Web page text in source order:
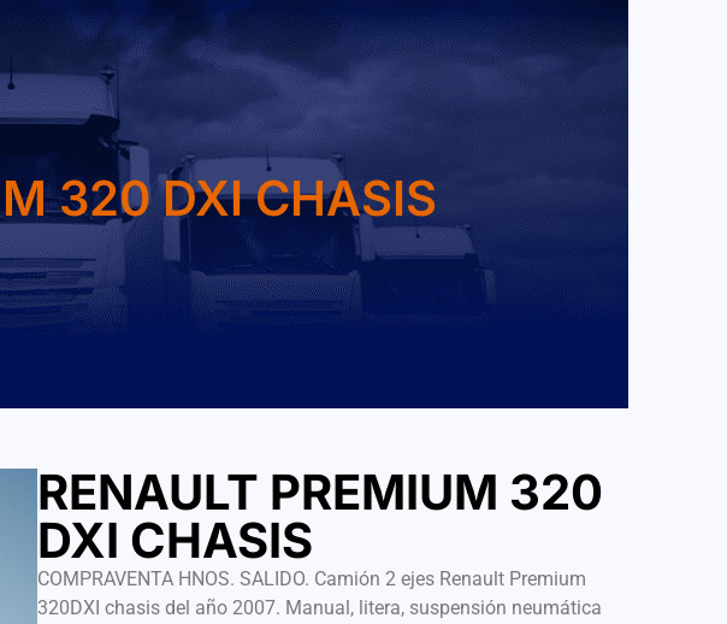
320 DXI CHASIS
RENAULT PREMIUM 320
DXI CHASIS
COMPRAVENTA HNOS. SALIDO. Camión 2 ejes Renault Premium
320DXI chasis del año 2007. Manual, litera, suspensión neumática